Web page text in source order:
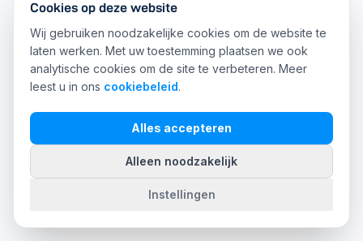
Cookies op deze website
Wij gebruiken noodzakelijke cookies om de website te
laten werken. Met uw toestemming plaatsen we ook
analytische cookies om de site te verbeteren. Meer
leest u in ons cookiebeleid.
Alles accepteren
Alleen noodzakelijk
Instellingen